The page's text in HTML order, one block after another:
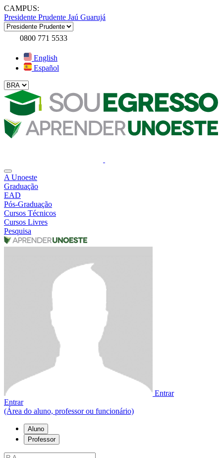
CAMPUS:
Presidente Prudente Jaú Guarujá
0800 771 5533
English
Español
A Unoeste
Graduação
EAD
Pós-Graduação
Cursos Técnicos
Cursos Livres
Pesquisa
Entrar
Entrar
(Área do aluno, professor ou funcionário)
Aluno
Professor